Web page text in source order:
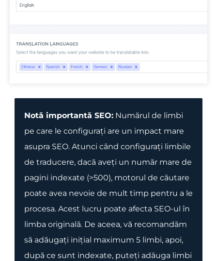
Notă importantă SEO: Numărul de limbi
pe care le configurați are un impact mare
asupra SEO. Atunci când configurați limbile
de traducere, dacă aveți un număr mare de
pagini indexate (>500), motorul de căutare
poate avea nevoie de mult timp pentru a le
procesa. Acest lucru poate afecta SEO-ul în
limba originală. De aceea, vă recomandăm
să adăugați inițial maximum 5 limbi, apoi,
după ce sunt indexate, puteți adăuga limbi